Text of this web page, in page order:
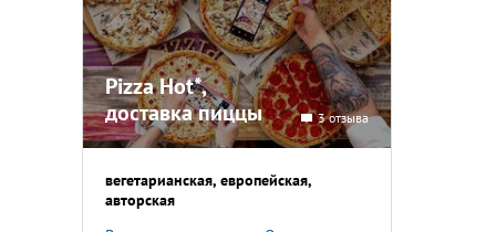
Pizza Hot*,
доставка пиццы
3 отзыва
вегетарианская европейская
авторская